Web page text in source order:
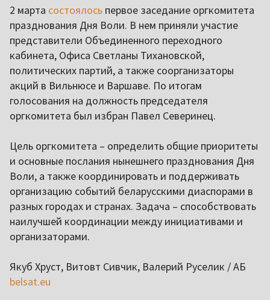
2 марта состоялось первое заседание оргкомитета
празднования Дня Воли. В нем приняли участие
представители Объединенного переходного
кабинета, Офиса Светланы Тихановской,
политических партий, а также соорганизаторы
акций в Вильнюсе и Варшаве. По итогам
голосования на должность председателя
оргкомитета был избран Павел Северинец.
Цель оргкомитета – определить общие приоритеты
и основные послания нынешнего празднования Дня
Воли, а также координировать и поддерживать
организацию событий беларусскими диаспорами в
разных городах и странах. Задача – способствовать
наилучшей координации между инициативами и
организаторами.
Якуб Хруст, Витовт Сивчик, Валерий Руселик / АБ
belsat.eu